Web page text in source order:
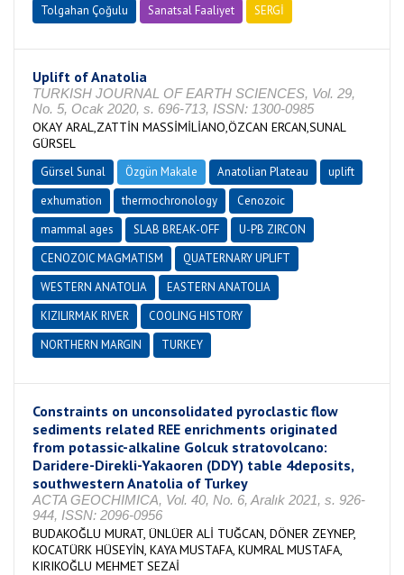
Tolgahan Çoğulu Sanatsal Faaliyet SERGİ
Uplift of Anatolia
TURKISH JOURNAL OF EARTH SCIENCES, Vol. 29,
No. 5, Ocak 2020, s. 696-713, ISSN: 1300-0985
OKAY ARAL,ZATTİN MASSİMİLİANO,ÖZCAN ERCAN,SUNAL
GÜRSEL
Gürsel Sunal Özgün Makale Anatolian Plateau
uplift
exhumation
thermochronology
Cenozoic
mammal ages
SLAB BREAK-OFF
U-PB ZIRCON
CENOZOIC MAGMATISM
QUATERNARY UPLIFT
WESTERN ANATOLIA
EASTERN ANATOLIA
KIZILIRMAK RIVER
COOLING HISTORY
NORTHERN MARGIN
TURKEY
Constraints on unconsolidated pyroclastic flow
sediments related REE enrichments originated
from potassic-alkaline Golcuk stratovolcano:
Daridere-Direkli-Yakaoren (DDY) table 4deposits,
southwestern Anatolia of Turkey
ACTA GEOCHIMICA, Vol. 40, No. 6, Aralık 2021, s. 926-
944, ISSN: 2096-0956
BUDAKOĞLU MURAT, ÜNLÜER ALİ TUĞCAN, DÖNER ZEYNEP,
KOCATÜRK HÜSEYİN, KAYA MUSTAFA, KUMRAL MUSTAFA,
KIRIKOĞLU MEHMET SEZAİ